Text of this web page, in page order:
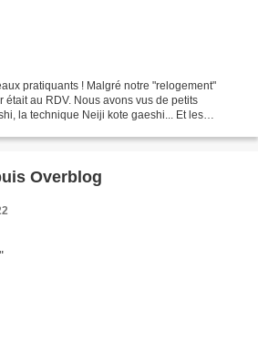
pratiquants ! Malgré notre "relogement"
au RDV. Nous avons vus de petits
la technique Neiji kote gaeshi... Et les
Article publié depuis Overblog